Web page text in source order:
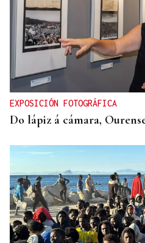
EXPOSICIÓN FOTOGRÁFICA
Do lápiz á cámara,